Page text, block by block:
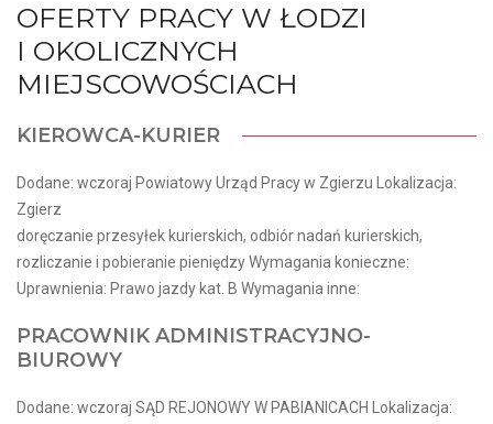
OFERTY PRACY W ŁODZI
I OKOLICZNYCH
MIEJSCOWOŚCIACH
KIEROWCA-KURIER
Dodane: wczoraj Powiatowy Urząd Pracy w Zgierzu Lokalizacja:
Zgierz
doręczanie przesyłek kurierskich, odbiór nadań kurierskich,
rozliczanie i pobieranie pieniędzy Wymagania konieczne:
Uprawnienia: Prawo jazdy kat. B Wymagania inne:
PRACOWNIK ADMINISTRACYJNO-
BIUROWY
Dodane: wczoraj SĄD REJONOWY W PABIANICACH Lokalizacja: